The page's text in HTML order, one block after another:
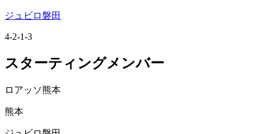
ジュビロ磐田
4-2-1-3
スターティングメンバー
ロアッソ熊本
熊本